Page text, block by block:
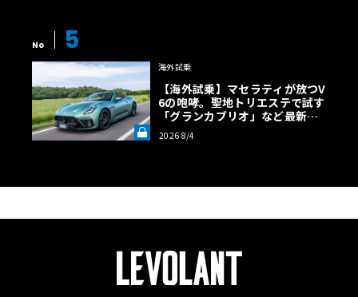
No 5
海外試乗
【海外試乗】マセラティが放つV
6の咆哮。聖地トリエステで試す
「グランカブリオ」など最新ト
ロフェオ3台の官能評価《LE VO
LANT LAB》
2026 8/4